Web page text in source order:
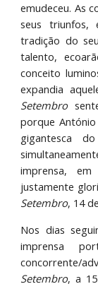
emudeceu. As
seus triunfos,
tradição do
talento,
conceito
expandia
Setembro
porque
gigantesca
imprensa,
justamente
Setembro, 14
Nos dias
imprensa
concorrente/
Setembro, a